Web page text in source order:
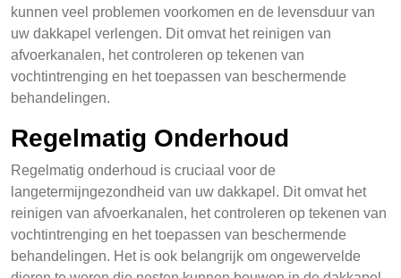
kunnen veel problemen voorkomen en de levensduur van
uw dakkapel verlengen. Dit omvat het reinigen van
afvoerkanalen, het controleren op tekenen van
vochtintrenging en het toepassen van beschermende
behandelingen.
Regelmatig Onderhoud
Regelmatig onderhoud is cruciaal voor de
langetermijngezondheid van uw dakkapel. Dit omvat het
reinigen van afvoerkanalen, het controleren op tekenen van
vochtintrenging en het toepassen van beschermende
behandelingen. Het is ook belangrijk om ongewervelde